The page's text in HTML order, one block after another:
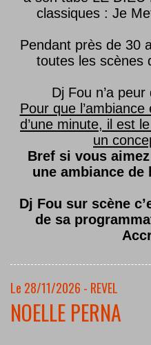
classiques : Je
Pendant près de 30
toutes les scènes
Dj Fou n’a
Pour que
d’une minute, il est
un
Bref si vous
une ambiance de
Dj Fou sur scène
de sa
Le 28/11/2026 - REVEL
NOELLE PERNA